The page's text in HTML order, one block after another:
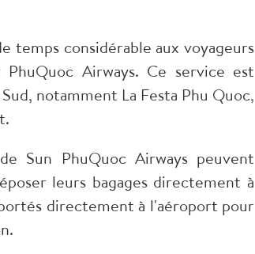
considérable aux voyageurs
Airways. Ce service est
notamment La Festa Phu Quoc,
Sun PhuQuoc Airways peuvent
leurs bagages directement à
directement à l'aéroport pour